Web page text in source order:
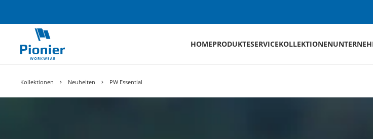
HOMEPRODUKTESERVICEKOLLEKTIONEN
Kollektionen Neuheiten PW Essential